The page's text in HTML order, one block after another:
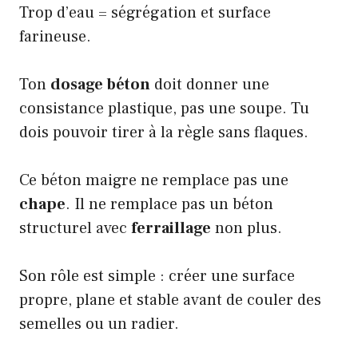
Trop d’eau = ségrégation et surface
farineuse.
Ton dosage béton doit donner une
consistance plastique, pas une soupe. Tu
dois pouvoir tirer à la règle sans flaques.
Ce béton maigre ne remplace pas une
chape. Il ne remplace pas un béton
structurel avec ferraillage non plus.
Son rôle est simple : créer une surface
propre, plane et stable avant de couler des
semelles ou un radier.